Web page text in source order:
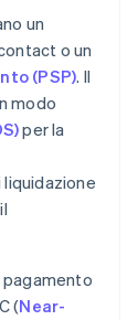
un
o un
(PSP). Il
modo
per la
pagamento
(Near-